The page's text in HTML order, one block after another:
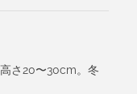
さ20〜30cm。冬